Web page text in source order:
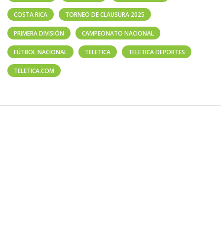
COSTA RICA TORNEO DE CLAUSURA 2025
PRIMERA DIVISIÓN CAMPEONATO NACIONAL
FÚTBOL NACIONAL TELETICA TELETICA DEPORTES
TELETICA.COM